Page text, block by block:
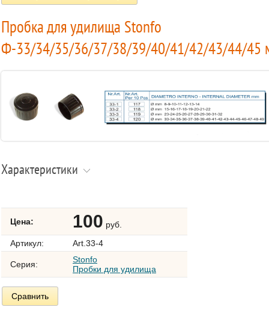
Пробка для удилища Stonfo
Ф-33/34/35/36/37/38/39/40/41/42/43/44/45
Характеристики
Цена: 100 руб.
Артикул:
Art.33-4
Серия:
Stonfo
Пробки для удилища
Сравнить